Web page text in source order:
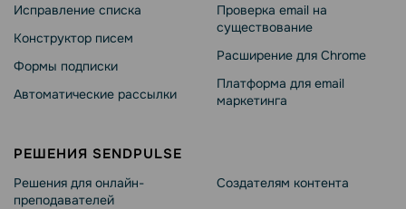
Исправление списка
Конструктор писем
Формы подписки
Автоматические рассылки
Проверка email на
существование
Расширение для Chrome
Платформа для email
маркетинга
РЕШЕНИЯ SENDPULSE
Решения для онлайн-
преподавателей
Создателям контента